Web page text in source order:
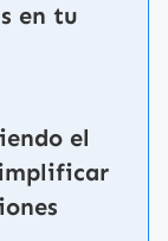
en tu
el